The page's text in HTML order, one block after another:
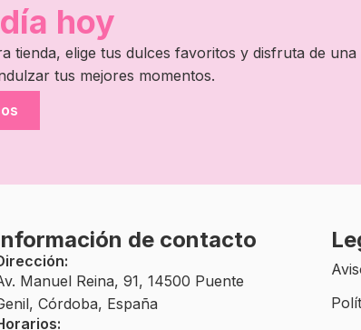
hoy
tienda, elige tus dulces favoritos y disfruta de una
tus mejores momentos.
de contacto
Manuel Reina, 91, 14500 Puente
Córdoba, España